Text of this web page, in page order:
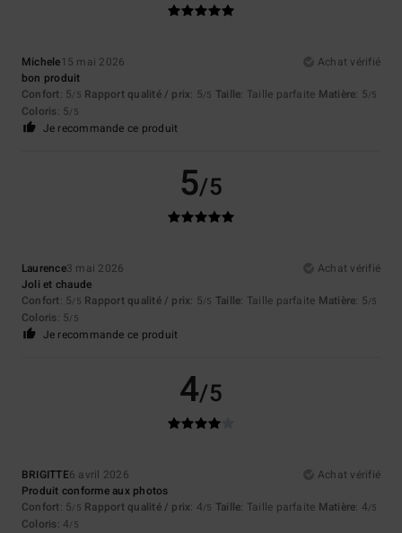
Michele15 mai 2026
Achat vérifié
bon produit
Confort: 5/5 Rapport qualité / prix: 5/5 Taille: Taille parfaite Matière: 5/5
Coloris: 5/5
Je recommande ce produit
5/5
Laurence3 mai 2026
Achat vérifié
Joli et chaude
Confort: 5/5 Rapport qualité / prix: 5/5 Taille: Taille parfaite Matière: 5/5
Coloris: 5/5
Je recommande ce produit
4/5
BRIGITTE6 avril 2026
Achat vérifié
Produit conforme aux photos
Confort: 5/5 Rapport qualité / prix: 4/5 Taille: Taille parfaite Matière: 4/5
Coloris: 4/5